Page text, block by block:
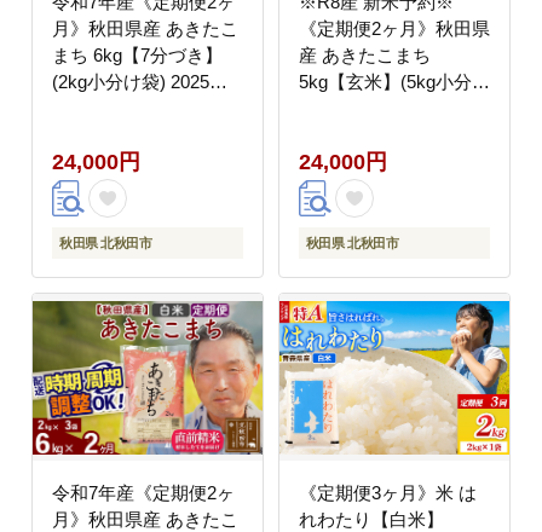
月》秋田県産 あきたこ
まち 6kg【7分づき】
(2kg小分け袋) 2025年
に調整OK お米 おおも
り [おおもり 秋田 お米
あきたこまち 米どころ
東北 北秋田市 定期便
24,000円
秋田県 北秋田市
《定期便2ヶ月》秋田県
産 あきたこまち
5kg【玄米】(5kg小分け
月に調整OK お米 すず
き農産 [すずき農産 秋
田 お米 あきたこまち
米どころ 東北 北秋田市
24,000円
秋田県 北秋田市
令和7年産《定期便2ヶ
月》秋田県産 あきたこ
《定期便3ヶ月》米 は
れわたり【白米】